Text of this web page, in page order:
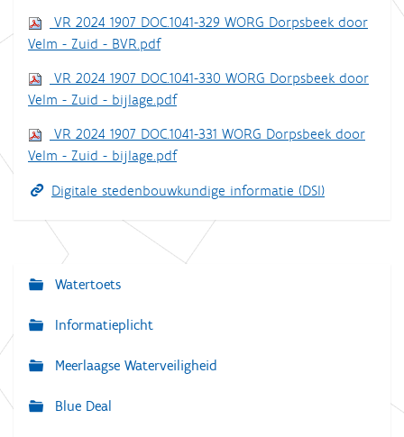
VR 2024 1907 DOC.1041-329 WORG Dorpsbeek door
Velm - Zuid - BVR.pdf
VR 2024 1907 DOC.1041-330 WORG Dorpsbeek door
Velm - Zuid - bijlage.pdf
VR 2024 1907 DOC.1041-331 WORG Dorpsbeek door
Velm - Zuid - bijlage.pdf
Digitale stedenbouwkundige informatie (DSI)
N
a
i
g
Watertoets
Informatieplicht
Meerlaagse Waterveiligheid
Blue Deal